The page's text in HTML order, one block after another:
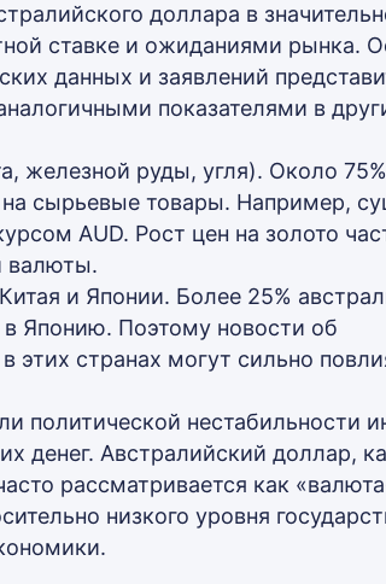
доллара в
ставке и ожиданиями рынка.
данных и заявлений
показателями в
железной руды, угля). Около
сырьевые товары. Например,
AUD. Рост цен на золото
валюты.
и Японии. Более 25%
Японию. Поэтому новости об
странах могут сильно
политической нестабильности
денег. Австралийский доллар,
рассматривается как
низкого уровня